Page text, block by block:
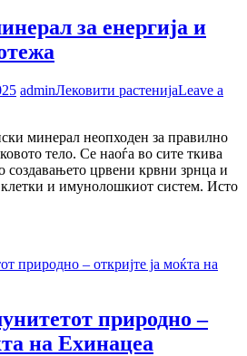
за енергија и
adminЛековити растенијаLeave a
минерал неопходен за правилно
тело. Се наоѓа во сите ткива
создавањето црвени крвни зрнца и
и имунолошкиот систем. Исто
природно –
на Ехинацеа